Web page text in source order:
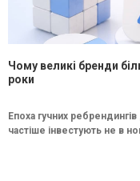
Чому великі бренди
роки
Епоха гучних
частіше інвестують не в